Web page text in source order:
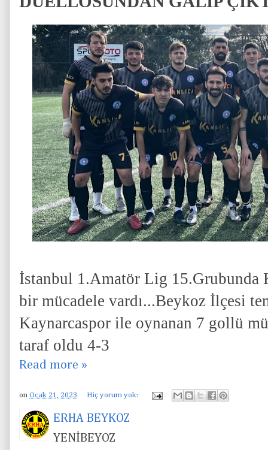
İstanbul 1.Amatör Lig 15.Grubunda
bir mücadele vardı...Beykoz İlçesi
Kaynarcaspor ile oynanan 7 gollü
taraf oldu 4-3
Read more »
on Ocak 21, 2023 Hiç yorum yok:
ERHA BEYKOZ
YENİBEYOZ